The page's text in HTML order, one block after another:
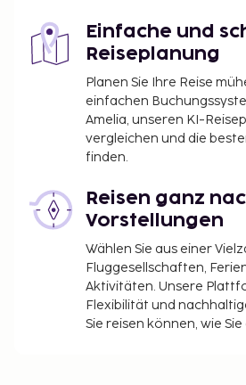
Einfache und
Reiseplanung
Planen Sie Ihre Reise
einfachen
Amelia, unseren KI-
vergleichen und die
finden.
Reisen ganz
Vorstellungen
Wählen Sie aus einer
Fluggesellschaften,
Aktivitäten. Unsere
Flexibilität und
Sie reisen können, wie